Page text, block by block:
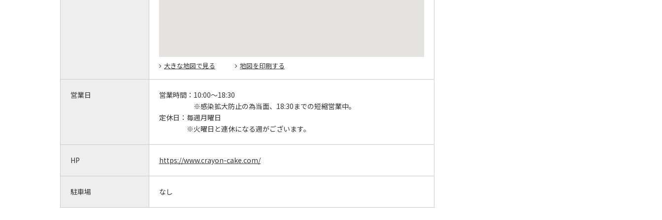
大きな地図で見る 地図を印刷する
営業日 営業時間： 10:00～18:30
※感染拡大防止の為当面、18:30までの短縮営業中。
定休日： 毎週月曜日
※火曜日と連休になる週がございます。
HP https://www.crayon-cake.com/
駐車場 なし